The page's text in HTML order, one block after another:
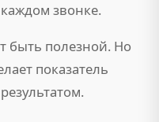
звонке.
быть полезной. Но
показатель